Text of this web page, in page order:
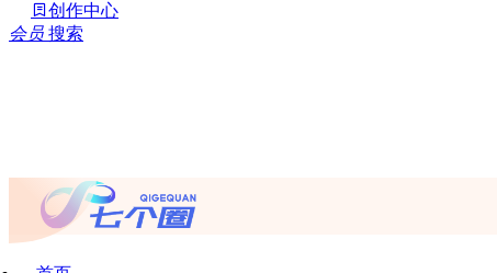
创作中心
会员 搜索